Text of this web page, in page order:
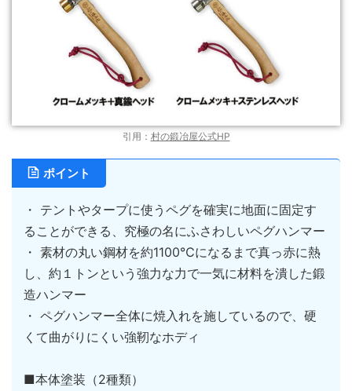
引用： 村の鍛冶屋公式HP
ポイント
・ テントやタープに使うペグを確実に地面に固定す
ることができる、究極の名にふさわしいペグハンマー
・ 素材の丸い鋼材を約1100℃になるまで真っ赤に熱
し、約１トンという強力な力で一気に材料を潰した鍛
造ハンマー
・ ペグハンマー全体に焼入れを施しているので、硬
くて曲がりにくい強靭なホディ
■本体塗装（2種類）